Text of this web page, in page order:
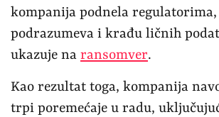
kompanija podnela regulatorima,
podrazumeva i krađu ličnih
ukazuje na ransomver.
Kao rezultat toga, kompanija
trpi poremećaje u radu,